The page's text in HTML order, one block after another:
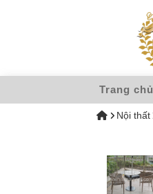
Trang chủ
Nội thất